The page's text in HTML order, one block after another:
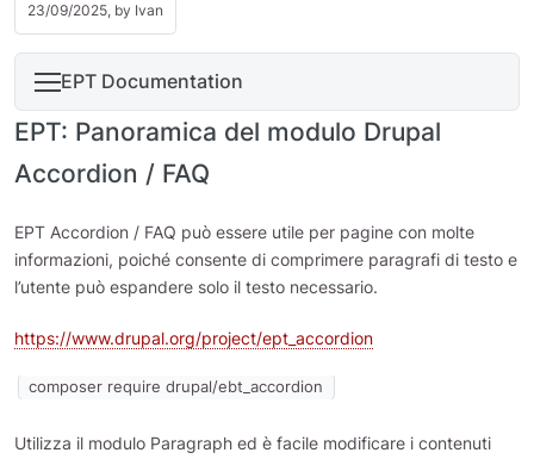
23/09/2025, by Ivan
EPT Documentation
EPT: Panoramica del modulo Drupal
Accordion / FAQ
EPT Accordion / FAQ può essere utile per pagine con molte
informazioni, poiché consente di comprimere paragrafi di testo e
l’utente può espandere solo il testo necessario.
https://www.drupal.org/project/ept_accordion
composer require drupal/ebt_accordion
Utilizza il modulo Paragraph ed è facile modificare i contenuti